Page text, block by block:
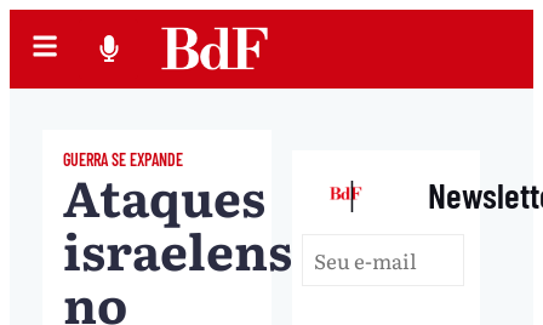
GUERRA SE EXPANDE
Ataques
israelenses
no
|